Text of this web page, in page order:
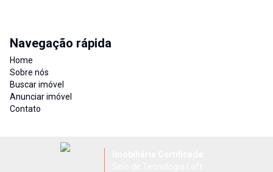
Navegação rápida
Home
Sobre nós
Buscar imóvel
Anunciar imóvel
Contato